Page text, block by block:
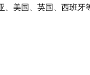
美国、英国、西班